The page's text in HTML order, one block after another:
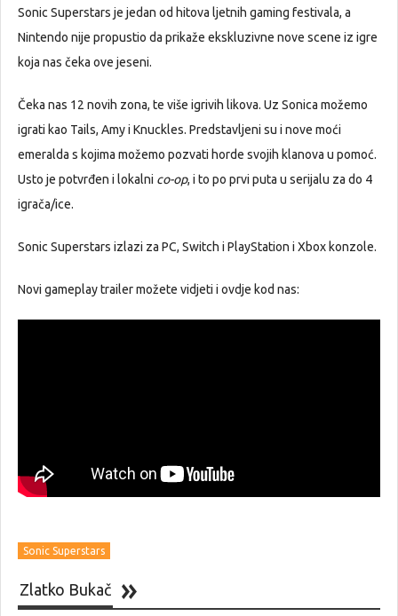
Sonic Superstars je jedan od hitova ljetnih gaming festivala, a
Nintendo nije propustio da prikaže ekskluzivne nove scene iz igre
koja nas čeka ove jeseni.
Čeka nas 12 novih zona, te više igrivih likova. Uz Sonica možemo
igrati kao Tails, Amy i Knuckles. Predstavljeni su i nove moći
emeralda s kojima možemo pozvati horde svojih klanova u pomoć.
Usto je potvrđen i lokalni co-op, i to po prvi puta u serijalu za do 4
igrača/ice.
Sonic Superstars izlazi za PC, Switch i PlayStation i Xbox konzole.
Novi gameplay trailer možete vidjeti i ovdje kod nas:
Sonic Superstars
Zlatko Bukač